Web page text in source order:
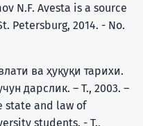
N.F. Avesta is a source
Petersburg, 2014. - No.
ва ҳуқуқи тарихи.
дарслик. – Т., 2003. –
state and law of
students. - T.,